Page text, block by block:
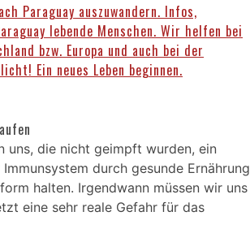
Paraguay auszuwandern. Infos,
lebende Menschen. Wir helfen bei
bzw. Europa und auch bei der
Ein neues Leben beginnen.
uns, die nicht geimpft wurden, ein
durch gesunde Ernährung
halten. Irgendwann müssen wir uns
eine sehr reale Gefahr für das